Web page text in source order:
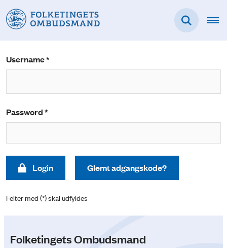
Username *
Password *
Login Glemt adgangskode?
Felter med (*) skal udfyldes
Folketingets Ombudsmand